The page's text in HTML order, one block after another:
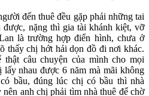
đến thuê đều gặp phải những tai
nặng thì gia tài khánh kiệt, vỡ
là trường hợp điển hình, chưa ở
thấy chị hớt hải dọn đồ đi nơi khác.
câu chuyện của mình cho mọi
nhau được 6 năm mà mãi không
bầu, đúng lúc chị có bầu thì nhà
anh chị phải tìm nhà thuê để chờ